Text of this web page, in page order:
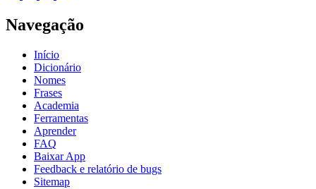
Navegação
Início
Dicionário
Nomes
Frases
Academia
Ferramentas
Aprender
FAQ
Baixar App
Feedback e relatório de bugs
Sitemap